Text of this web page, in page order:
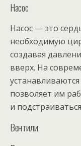
Насос
Насос — это
необходимую
создавая
вверх. На
позволяет им
и
Вентили